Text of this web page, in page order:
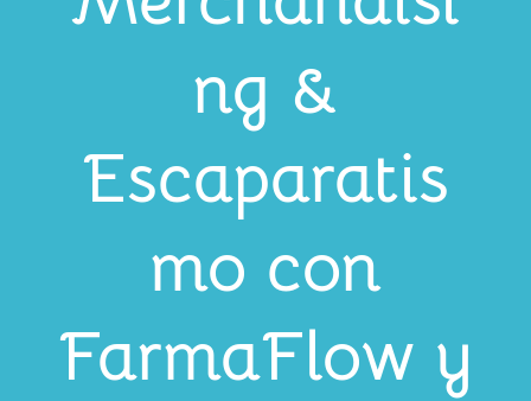
ng &
Escaparatis
mo con
FarmaFlow y